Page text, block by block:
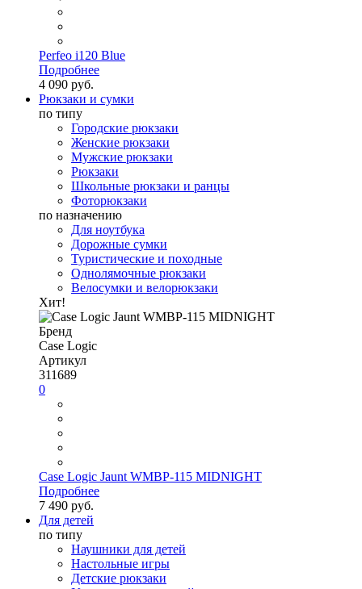
Perfeo i120 Blue
Подробнее
4 090 руб.
Рюкзаки и сумки
по типу
Городские рюкзаки
Женские рюкзаки
Мужские рюкзаки
Рюкзаки
Школьные рюкзаки и ранцы
Фоторюкзаки
по назначению
Для ноутбука
Дорожные сумки
Туристические и походные
Однолямочные рюкзаки
Велосумки и велорюкзаки
Хит!
Бренд
Case Logic
Артикул
311689
0
Case Logic Jaunt WMBP-115 MIDNIGHT
Подробнее
7 490 руб.
Для детей
по типу
Наушники для детей
Настольные игры
Детские рюкзаки